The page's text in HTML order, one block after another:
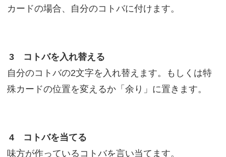
カードの場合、自分のコトバに付けます。
3 コトバを入れ替える
自分のコトバの2文字を入れ替えます。もしくは特
殊カードの位置を変えるか「余り」に置きます。
4 コトバを当てる
味方が作っているコトバを言い当てます。